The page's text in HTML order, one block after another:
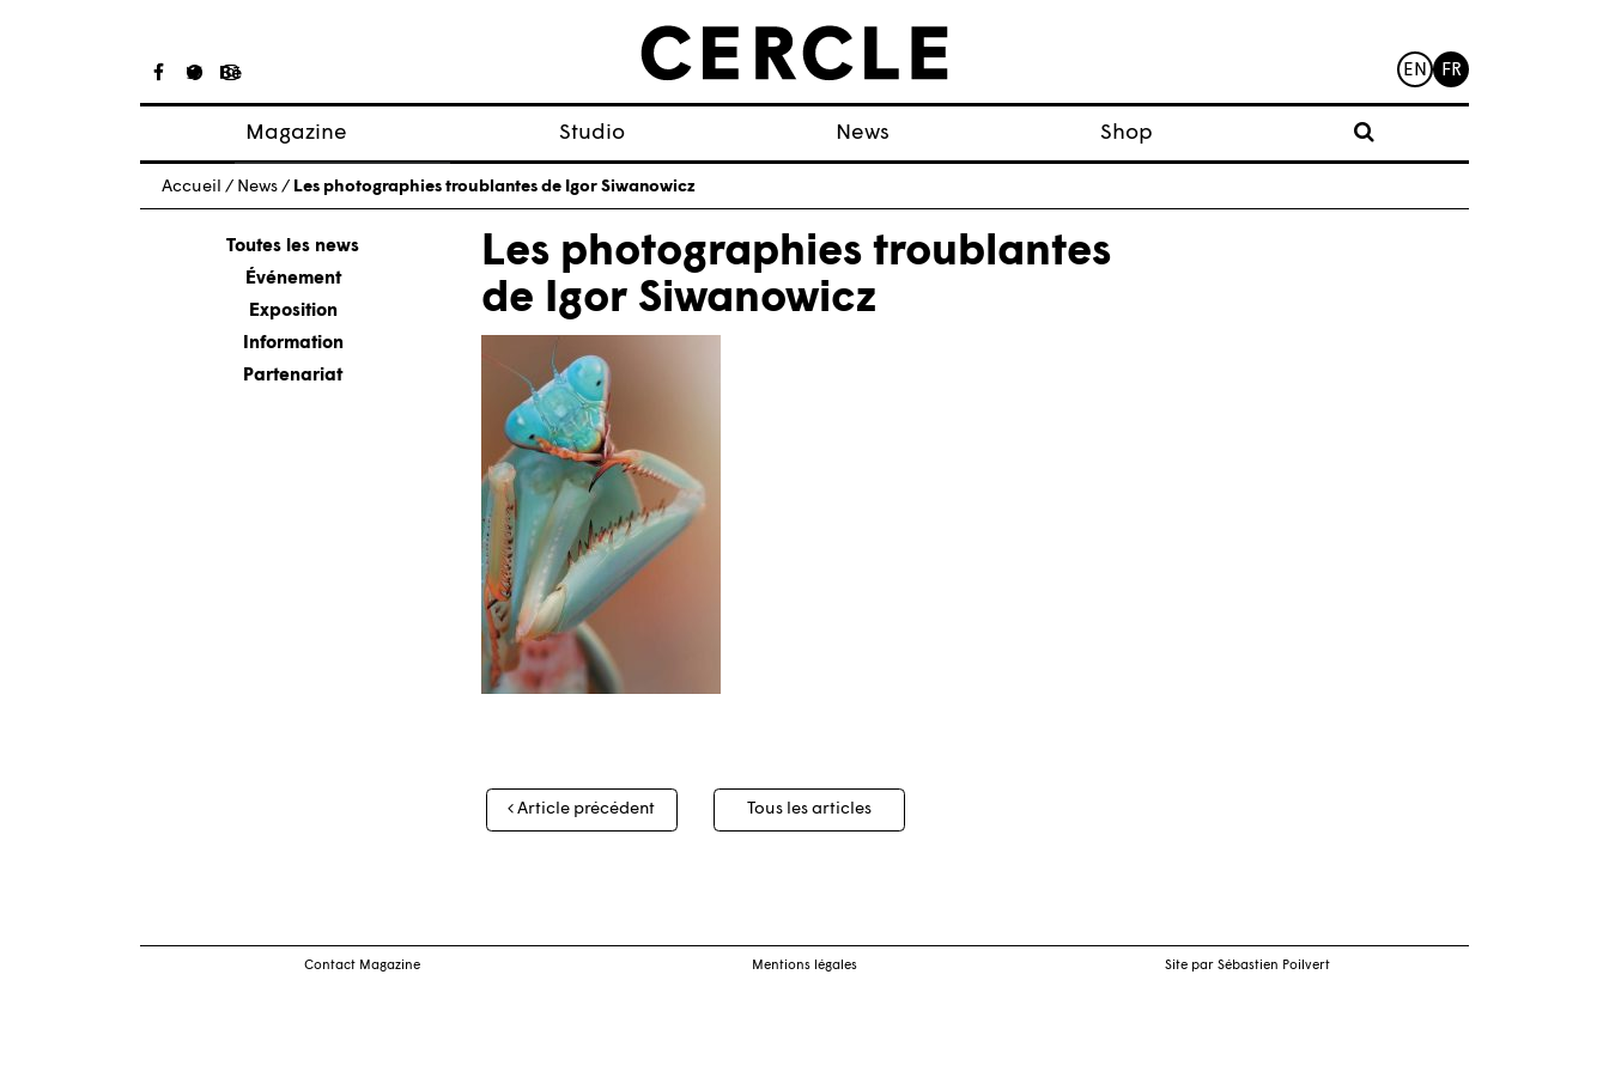
EN FR
Magazine
Articles
À propos
Numéros
Studio News Shop
Accueil / News / Les photographies troublantes de Igor Siwanowicz
Toutes les news
Événement
Exposition
Information
Partenariat
Les photographies troublantes
de Igor Siwanowicz
Navigation
des
Article précédent Tous les articles
Contact Magazine Mentions légales Site par Sébastien Poilvert